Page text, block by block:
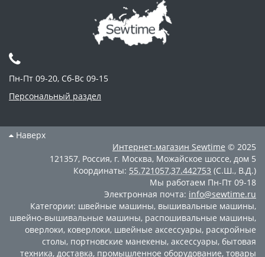
Пн-Пт 09-20, Сб-Вс 09-15
Персональный раздел
Наверх
Интернет-магазин Sewtime © 2025
121357, Россия, г. Москва, Можайское шоссе, дом 5
Координаты: 55.721057,37.442753 (С.Ш., В.Д.)
Мы работаем Пн-Пт 09-18
Электронная почта: info@sewtime.ru
Категории: швейные машины, вышивальные машины,
швейно-вышивальные машины, распошивальные машины,
оверлоки, коверлоки, швейные аксессуары, раскройные
столы, портновские манекены, аксессуары, бытовая
техника, доставка, промышленное оборудование, товары